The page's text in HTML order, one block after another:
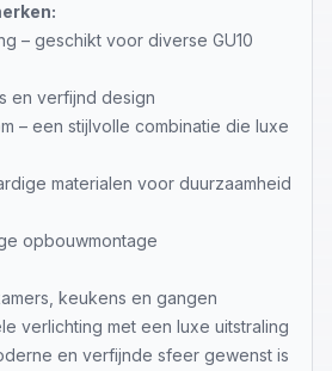
– geschikt voor diverse GU10
en verfijnd design
– een stijlvolle combinatie die luxe
materialen voor duurzaamheid
opbouwmontage
keukens en gangen
verlichting met een luxe uitstraling
en verfijnde sfeer gewenst is